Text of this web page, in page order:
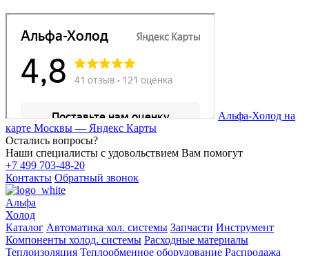
Альфа-Холод на
карте Москвы — Яндекс Карты
Остались вопросы?
Наши специалисты с удовольствием Вам помогут
+7 499 703-48-20
Контакты Обратный звонок
Альфа
Холод
Каталог Автоматика хол. системы Запчасти Инструмент
Компоненты холод. системы Расходные материалы
Теплоизоляция Теплообменное оборудование Распродажа